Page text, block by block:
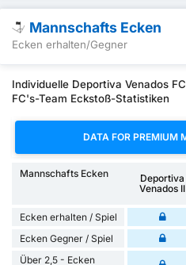
Mannschafts Ecken
Ecken erhalten/Gegner
Individuelle Deportiva Venados
FC's-Team Eckstoß-Statistiken
DATA FOR PREMIUM
Mannschafts Ecken
Deportiva
Venados II
Ecken erhalten / Spiel
Ecken Gegner / Spiel
Über 2,5 - Ecken